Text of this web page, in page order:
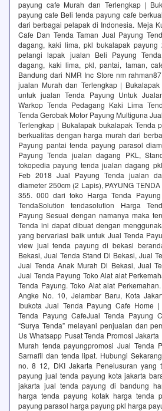
payung cafe Murah dan Terlengkap |
payung cafe Beli tenda payung cafe
dari berbagai pelapak di Indonesia. Meja
Cafe Dan Tenda Taman Jual Payung
dagang, kaki lima, pkl bukalapak
pelangi lapak jualan Beli Payung
dagang, kaki lima, pkl, pantai, taman,
Bandung dari NMR Inc Store nm
jualan Murah dan Terlengkap |
untuk jualan Tenda Payung Untuk
Warkop Tenda Pedagang Kaki Lima
Tenda Gerobak Motor Payung Multiguna
Terlengkap | Bukalapak bukalapak Tenda
berkualitas dengan harga murah dari
Payung pantai tenda payung parasol
Payung Tenda jualan dagang PKL,
tokopedia payung tenda jualan dagang
Feb 2018 Jual Payung Tenda jualan
diameter 250cm (2 Lapis), PAYUNG
355. 000 dari toko Harga Tenda
TendaSolution tendasolution Harga
Payung Sesuai dengan namanya maka
Tenda ini dapat dibuat dengan
yang bervariasi baik untuk Jual Tenda
view jual tenda payung di bekasi
Bekasi, Jual Tenda Stand Di Bekasi, Jual
Jual Tenda Anak Murah Di Bekasi, Jual
Jual Tenda Payung Toko Alat alat
Tenda Payung. Toko Alat alat
Angke No. 10, Jelambar Baru, Kota
Ibukota Jual Tenda Payung Cafe Home
Tenda Payung CafeJual Tenda Payung
“Surya Tenda” melayani penjualan dan
Us Whatsapp Pusat Tenda Promosi
Murah‎ tenda payungpromosi Jual Tenda
Sarnafil dan tenda lipat. Hubungi
no. 8 12, DKI Jakarta Penelusuran yang
payung jual tenda payung kota jakarta
jakarta jual tenda payung di bandung
harga tenda payung kotak harga tenda
payung parasol harga payung pkl harga